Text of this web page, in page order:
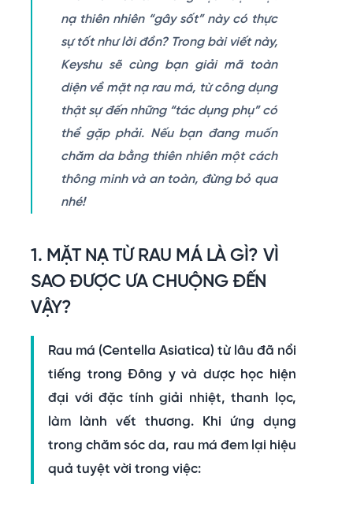
nạ thiên nhiên “gây sốt” này có thực
sự tốt như lời đồn? Trong bài viết này,
Keyshu sẽ cùng bạn giải mã toàn
diện về mặt nạ rau má, từ công dụng
thật sự đến những “tác dụng phụ” có
thể gặp phải. Nếu bạn đang muốn
chăm da bằng thiên nhiên một cách
thông minh và an toàn, đừng bỏ qua
nhé!
1. MẶT NẠ TỪ RAU MÁ LÀ GÌ? VÌ
SAO ĐƯỢC ƯA CHUỘNG ĐẾN
VẬY?
Rau má (Centella Asiatica) từ lâu đã nổi
tiếng trong Đông y và dược học hiện
đại với đặc tínhgiải nhiệt, thanh lọc,
làm lành vết thương. Khi ứng dụng
trong chăm sóc da, rau má đem lại hiệu
quả tuyệt vời trong việc: